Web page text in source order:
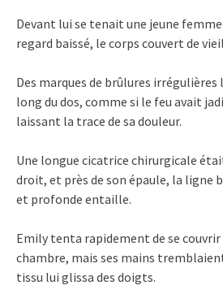
Devant lui se tenait une jeune
regard baissé, le corps couvert de
Des marques de brûlures irrégulières
long du dos, comme si le feu avait
laissant la trace de sa douleur.
Une longue cicatrice chirurgicale
droit, et près de son épaule, la ligne
et profonde entaille.
Emily tenta rapidement de se couvrir
chambre, mais ses mains
tissu lui glissa des doigts.